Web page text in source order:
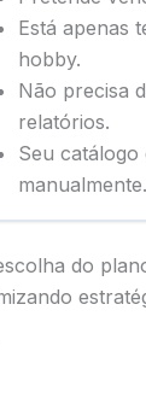
Está apenas
hobby.
Não precisa
relatórios.
Seu
manualmente.
do